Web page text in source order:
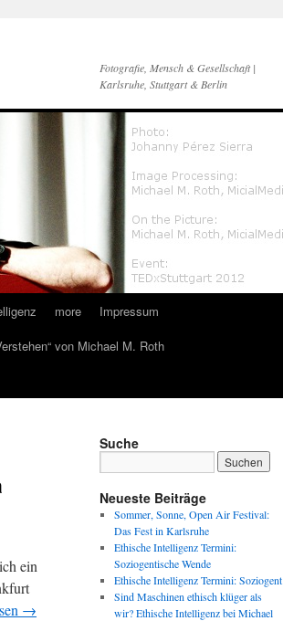
Fotografie, Mensch & Gesellschaft |
Karlsruhe, Stuttgart & Berlin
more
Impressum
von Michael M. Roth
ein
→
Suche
Neueste Beiträge
Sommer, Sonne, Open Air Festival:
Das Fest in Karlsruhe
Ethische Intelligenz Termini:
Soziogentische Wende
Ethische Intelligenz Termini: Soziogent
Sind Maschinen ethisch klüger als
wir? Ethische Intelligenz bei Michael